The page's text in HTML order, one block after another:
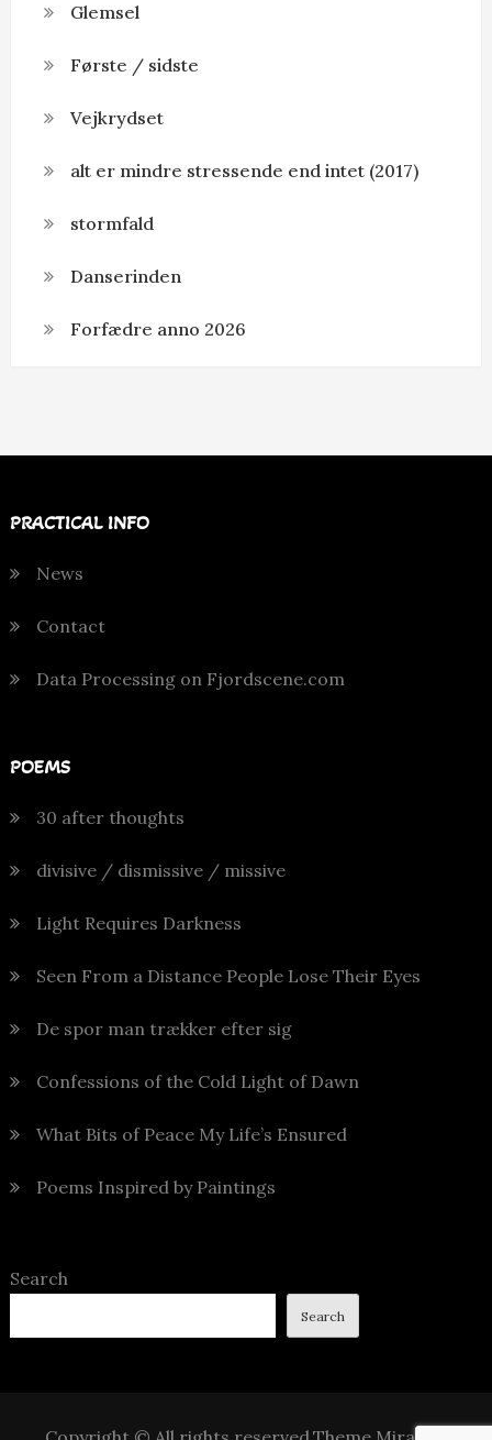
Glemsel
Første / sidste
Vejkrydset
alt er mindre stressende end intet (2017)
stormfald
Danserinden
Forfædre anno 2026
PRACTICAL INFO
News
Contact
Data Processing on Fjordscene.com
POEMS
30 after thoughts
divisive / dismissive / missive
Light Requires Darkness
Seen From a Distance People Lose Their Eyes
De spor man trækker efter sig
Confessions of the Cold Light of Dawn
What Bits of Peace My Life’s Ensured
Poems Inspired by Paintings
Search
Search